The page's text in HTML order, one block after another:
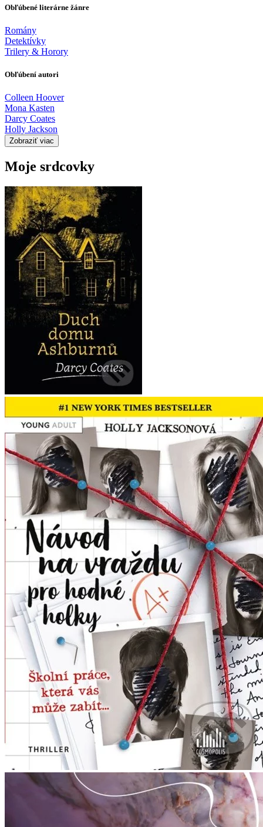
Obľúbené literárne žánre
Romány
Detektívky
Trilery & Horory
Obľúbení autori
Colleen Hoover
Mona Kasten
Darcy Coates
Holly Jackson
Zobraziť viac
Moje srdcovky